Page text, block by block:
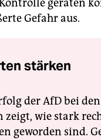
geraten
Gefahr aus.
stärken
der AfD bei
zeigt, wie stark
geworden sind.